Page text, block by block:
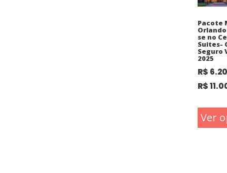
Pacote
se no
Suites-
Seguro
2025
R$
R$
Ver